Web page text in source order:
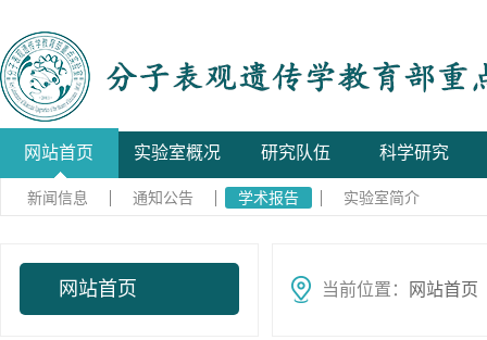
网站首页 实验室概况 研究队伍 科学研究
新闻信息 通知公告 学术报告 实验室简介
网站首页 当前位置： 网站首页